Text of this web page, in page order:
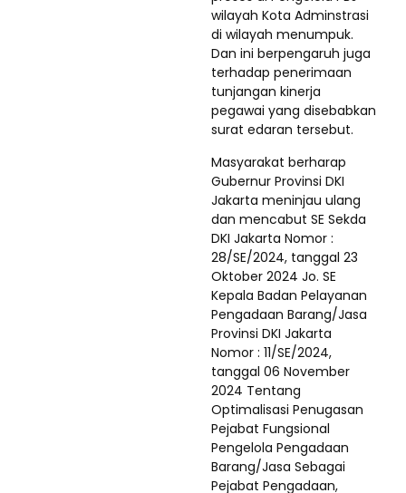
wilayah Kota Adminstrasi
di wilayah menumpuk.
Dan ini berpengaruh juga
terhadap penerimaan
tunjangan kinerja
pegawai yang disebabkan
surat edaran tersebut.
Masyarakat berharap
Gubernur Provinsi DKI
Jakarta meninjau ulang
dan mencabut SE Sekda
DKI Jakarta Nomor :
28/SE/2024, tanggal 23
Oktober 2024 Jo. SE
Kepala Badan Pelayanan
Pengadaan Barang/Jasa
Provinsi DKI Jakarta
Nomor : 11/SE/2024,
tanggal 06 November
2024 Tentang
Optimalisasi Penugasan
Pejabat Fungsional
Pengelola Pengadaan
Barang/Jasa Sebagai
Pejabat Pengadaan,